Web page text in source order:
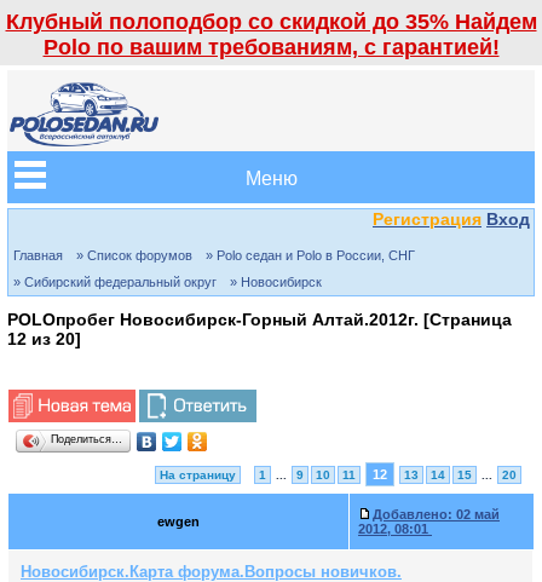
Клубный полоподбор со скидкой до 35% Найдем
Polo по вашим требованиям, с гарантией!
Меню
Регистрация Вход
Главная » Список форумов
» Polo седан и Polo в России, СНГ
» Сибирский федеральный округ
» Новосибирск
POLOпробег Новосибирск-Горный Алтай.2012г. [Страница
12 из 20]
Поделиться…
На страницу 1 9 10 11 12 13 14 15 20
ewgen Добавлено: 02 май
2012, 08:01
Новосибирск.Карта форума.Вопросы новичков.